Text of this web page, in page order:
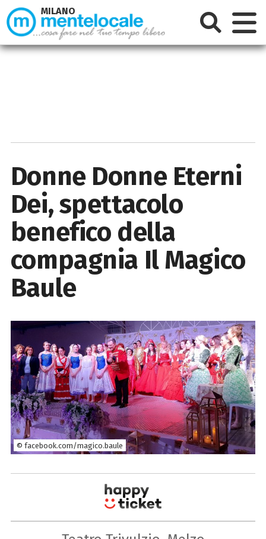
Donne Donne Eterni
Dei, spettacolo
benefico della
compagnia Il Magico
Baule
© facebook.com/magico.baule
MILANO